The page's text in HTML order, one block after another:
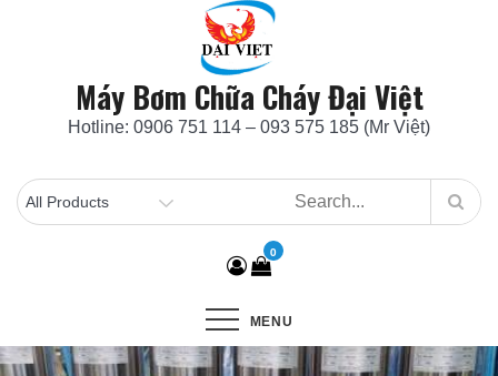
Máy Bơm Chữa Cháy Đại Việt
Hotline: 0906 751 114 – 093 575 185 (Mr Việt)
0
MENU